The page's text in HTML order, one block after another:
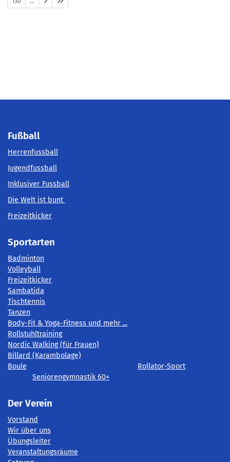
Fußball
Herrenfussball
Jugendfussball
Inklusiver Fussball
Die Welt ist bunt
Freizeitkicker
Sportarten
Badminton
Volleyball
Freizeitkicker
Sambatida
Tischtennis
Tanzen
Body-Fit & Yoga-Fitness und mehr ...
Rollstuhltraining
Nordic Walking (für Frauen)
Billard (Karambolage)
Boule
Rollator-Sport
Seniorengymnastik 60+
Der Verein
Vorstand
Wir über uns
Übungsleiter
Veranstaltungsräume